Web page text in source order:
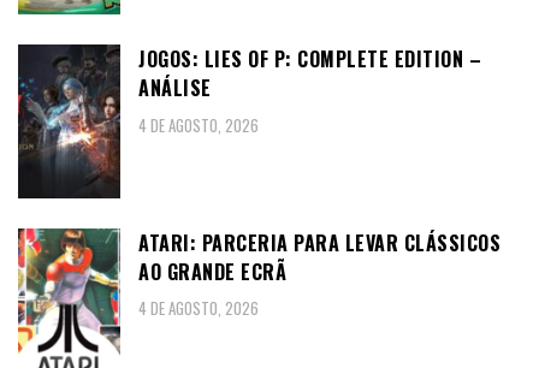
JOGOS: LIES OF P: COMPLETE EDITION –
ANÁLISE
4 DE AGOSTO, 2026
ATARI: PARCERIA PARA LEVAR CLÁSSICOS
AO GRANDE ECRÃ
4 DE AGOSTO, 2026